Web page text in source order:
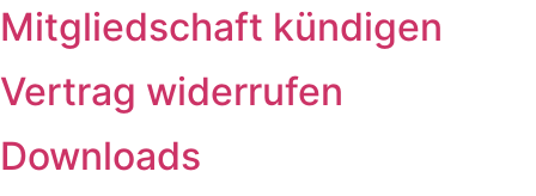
Mitgliedschaft kündigen
Vertrag widerrufen
Downloads